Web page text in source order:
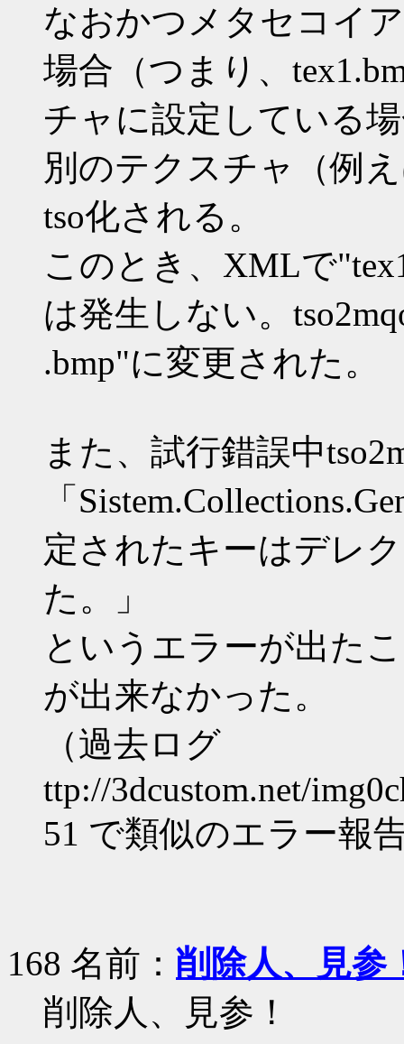
なおかつメタセコイ
場合（つまり、
チャに設定している
別のテクスチャ（例
tso化される。
このとき、XMLで
は発生しない。
.bmp"に変更された。
また、試行錯誤中
「
定されたキーはデレ
た。」
というエラーが出た
が出来なかった。
（過去ログ
ttp://3dcustom.net/
51 で類似のエラー報
168 名前： 削除人、見参
削除人、見参！